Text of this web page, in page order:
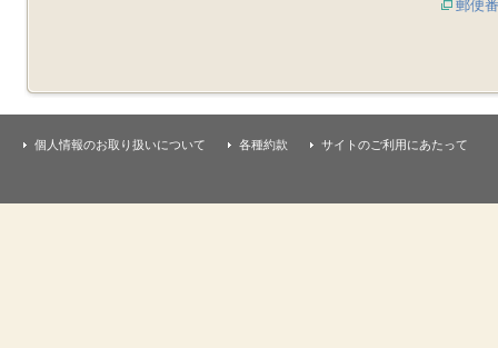
郵便
個人情報のお取り扱いについて 各種約款 サイトのご利用にあたって